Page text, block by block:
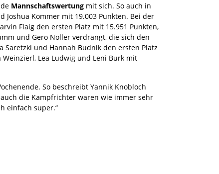
Mannschaftswertung mit sich. So auch in
Kommer mit 19.003 Punkten. Bei der
Flaig den ersten Platz mit 15.951 Punkten,
und Gero Noller verdrängt, die sich den
Saretzki und Hannah Budnik den ersten Platz
Lea Ludwig und Leni Burk mit
So beschreibt Yannik Knobloch
die Kampfrichter waren wie immer sehr
einfach super.“